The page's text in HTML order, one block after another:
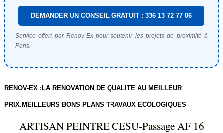
DEMANDER UN CONSEIL GRATUIT : 336 13 72 77 06
Service offert par Renov-Ex pour soutenir les projets de proximité à
Paris.
RENOV-EX :LA RENOVATION DE QUALITE AU MEILLEUR
PRIX.MEILLEURS BONS PLANS TRAVAUX ECOLOGIQUES
ARTISAN PEINTRE CESU-Passage AF 16